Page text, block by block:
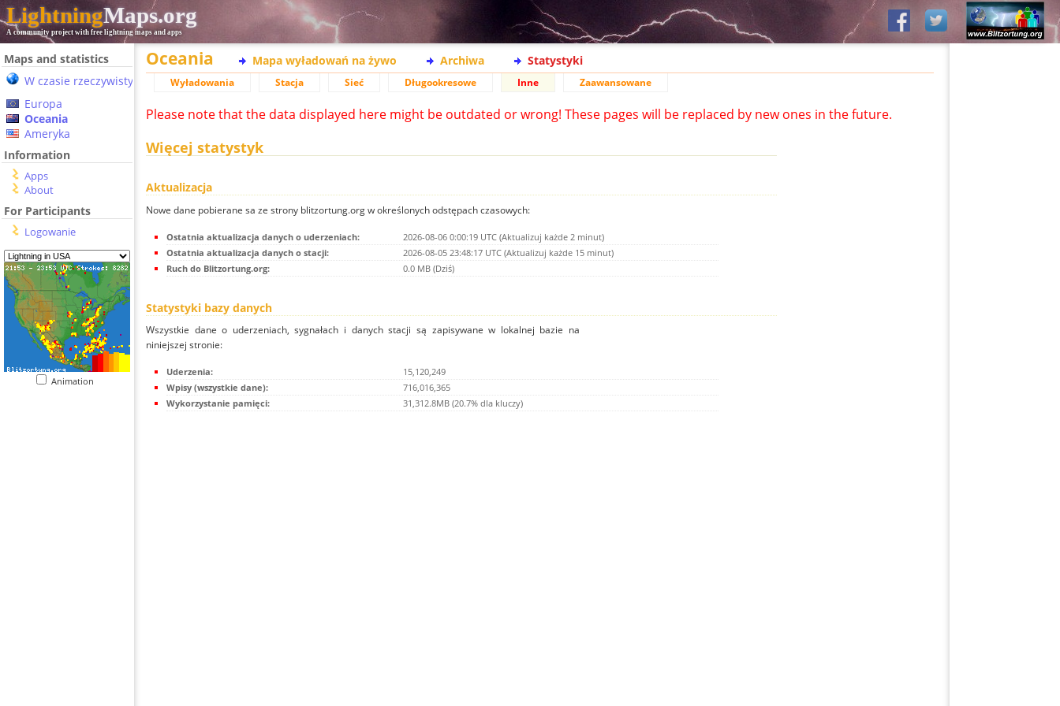
LightningMaps.org
A community project with free lightning maps and apps
Maps and statistics
W czasie rzeczywistym
Europa
Oceania
Ameryka
Information
Apps
About
For Participants
Logowanie
Animation
Oceania Mapa wyładowań na żywo Archiwa Statystyki
Wyładowania Stacja Sieć Długookresowe Inne Zaawansowane
Please note that the data displayed here might be outdated or wrong! These pages will be replaced by new ones in the future.
Więcej statystyk
Aktualizacja
Nowe dane pobierane sa ze strony blitzortung.org w określonych odstępach czasowych:
Ostatnia aktualizacja danych o uderzeniach:
2026-08-06 0:00:19 UTC (Aktualizuj każde 2 minut)
Ostatnia aktualizacja danych o stacji:
2026-08-05 23:48:17 UTC (Aktualizuj każde 15 minut)
Ruch do Blitzortung.org:
0.0 MB (Dziś)
Statystyki bazy danych
Wszystkie dane o uderzeniach, sygnałach i danych stacji są zapisywane w lokalnej bazie na
niniejszej stronie:
Uderzenia:
15,120,249
Wpisy (wszystkie dane):
716,016,365
Wykorzystanie pamięci:
31,312.8MB (20.7% dla kluczy)